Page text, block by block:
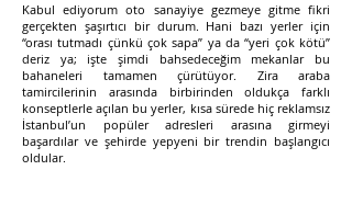
Kabul ediyorum oto sanayiye gezmeye gitme fikri
gerçekten şaşırtıcı bir durum. Hani bazı yerler için
“orası tutmadı çünkü çok sapa” ya da “yeri çok kötü”
deriz ya; işte şimdi bahsedeceğim mekanlar bu
bahaneleri tamamen çürütüyor. Zira araba
tamircilerinin arasında birbirinden oldukça farklı
konseptlerle açılan bu yerler, kısa sürede hiç reklamsız
İstanbul’un popüler adresleri arasına girmeyi
başardılar ve şehirde yepyeni bir trendin başlangıcı
oldular.